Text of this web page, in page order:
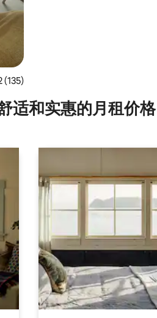
分 4.92 分（满分 5 分），共 135 条评价
(135)
适和实惠的月租价格